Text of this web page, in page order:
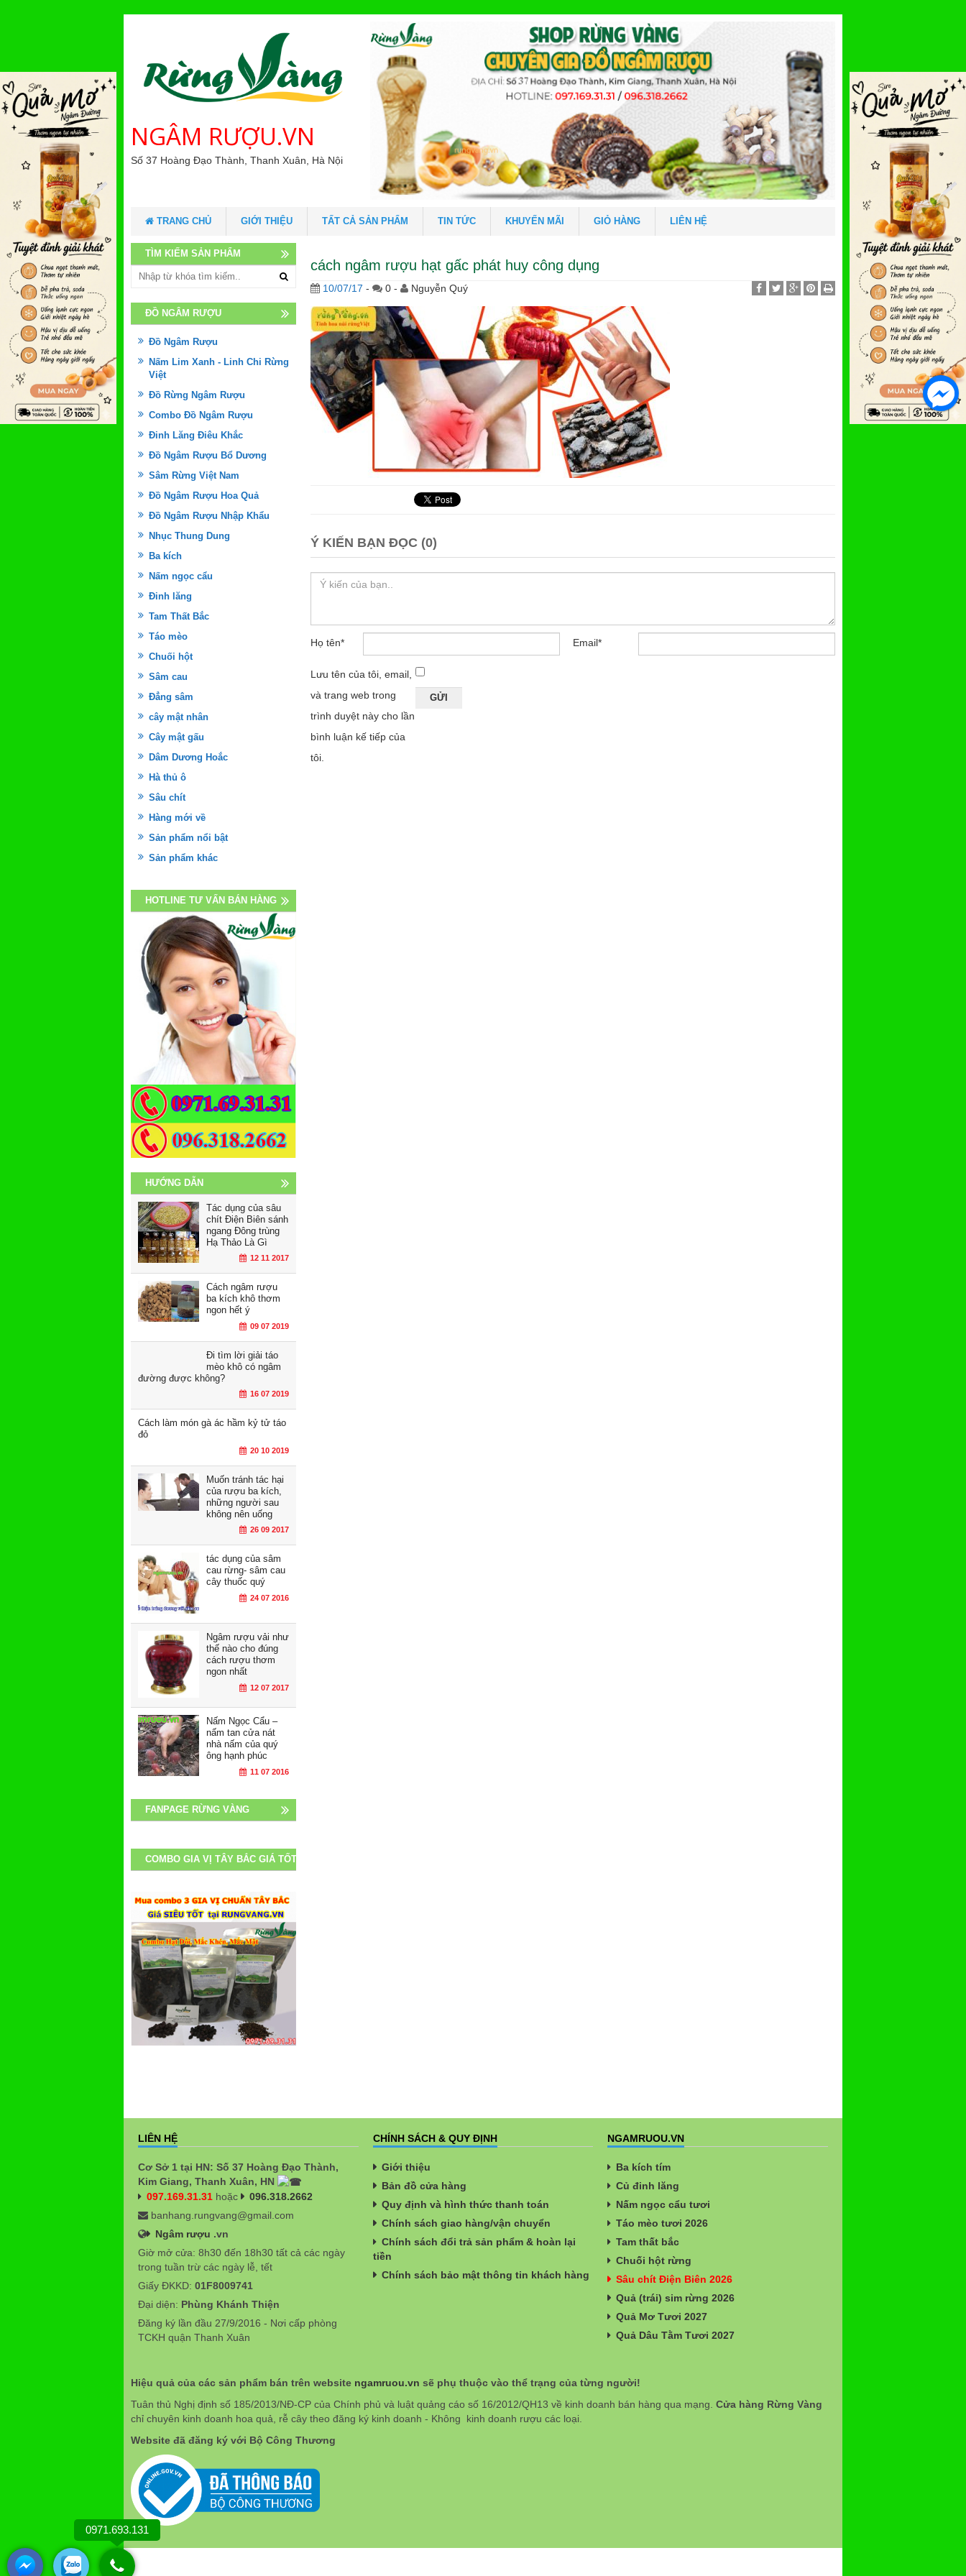
NGÂM RƯỢU.VN
Số 37 Hoàng Đạo Thành, Thanh Xuân, Hà Nội
TRANG CHỦ GIỚI THIỆU TẤT CẢ SẢN PHẨM TIN TỨC KHUYẾN MÃI GIỎ HÀNG LIÊN HỆ
cách ngâm rượu hạt gấc phát huy công dụng
10/07/17 - 0 - Nguyễn Quý
Ý KIẾN BẠN ĐỌC (0)
Họ tên* Email*
Lưu tên của tôi, email,
và trang web trong
trình duyệt này cho lần
bình luận kế tiếp của
tôi.
TÌM KIẾM SẢN PHẨM
ĐỒ NGÂM RƯỢU
Đồ Ngâm Rượu
Nấm Lim Xanh - Linh Chi Rừng
Việt
Đồ Rừng Ngâm Rượu
Combo Đồ Ngâm Rượu
Đinh Lăng Điêu Khắc
Đồ Ngâm Rượu Bổ Dương
Sâm Rừng Việt Nam
Đồ Ngâm Rượu Hoa Quả
Đồ Ngâm Rượu Nhập Khẩu
Nhục Thung Dung
Ba kích
Nấm ngọc cẩu
Đinh lăng
Tam Thất Bắc
Táo mèo
Chuối hột
Sâm cau
Đẳng sâm
cây mật nhân
Cây mật gấu
Dâm Dương Hoắc
Hà thủ ô
Sâu chít
Hàng mới về
Sản phẩm nổi bật
Sản phẩm khác
HOTLINE TƯ VẤN BÁN HÀNG
HƯỚNG DẪN
Tác dụng của sâu
chít Điện Biên sánh
ngang Đông trùng
Hạ Thảo Là Gì
12 11 2017
Cách ngâm rượu
ba kích khô thơm
ngon hết ý
09 07 2019
Đi tìm lời giải táo
mèo khô có ngâm
đường được không?
16 07 2019
Cách làm món gà ác hầm kỷ tử táo
đỏ
20 10 2019
Muốn tránh tác hại
của rượu ba kích,
những người sau
không nên uống
26 09 2017
tác dụng của sâm
cau rừng- sâm cau
cây thuốc quý
24 07 2016
Ngâm rượu vải như
thế nào cho đúng
cách rượu thơm
ngon nhất
12 07 2017
Nấm Ngọc Cẩu –
nấm tan cửa nát
nhà nấm của quý
ông hạnh phúc
11 07 2016
FANPAGE RỪNG VÀNG
COMBO GIA VỊ TÂY BẮC GIÁ TỐT
LIÊN HỆ
Cơ Sở 1 tại HN: Số 37 Hoàng Đạo Thành,
Kim Giang, Thanh Xuân, HN
097.169.31.31 hoặc
096.318.2662
banhang.rungvang@gmail.com
Ngâm rượu .vn
Giờ mở cửa: 8h30 đến 18h30 tất cả các ngày
trong tuần trừ các ngày lễ, tết
Giấy ĐKKD: 01F8009741
Đại diện: Phùng Khánh Thiện
Đăng ký lần đầu 27/9/2016 - Nơi cấp phòng
TCKH quận Thanh Xuân
CHÍNH SÁCH & QUY ĐỊNH
Giới thiệu
Bản đồ cửa hàng
Quy định và hình thức thanh toán
Chính sách giao hàng/vận chuyển
Chính sách đổi trả sản phẩm & hoàn lại
tiền
Chính sách bảo mật thông tin khách hàng
NGAMRUOU.VN
Ba kích tím
Củ đinh lăng
Nấm ngọc cẩu tươi
Táo mèo tươi 2026
Tam thất bắc
Chuối hột rừng
Sâu chít Điện Biên 2026
Quả (trái) sim rừng 2026
Quả Mơ Tươi 2027
Quả Dâu Tằm Tươi 2027
Hiệu quả của các sản phẩm bán trên website ngamruou.vn sẽ phụ thuộc vào thể trạng của từng người!
Tuân thủ Nghị định số 185/2013/NĐ-CP của Chính phủ và luật quảng cáo số 16/2012/QH13 về kinh doanh bán hàng qua mạng. Cửa hàng Rừng Vàng
chỉ chuyên kinh doanh hoa quả, rễ cây theo đăng ký kinh doanh - Không kinh doanh rượu các loại.
Website đã đăng ký với Bộ Công Thương
0971.693.131